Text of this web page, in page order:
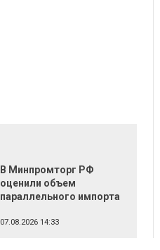
В Минпромторг РФ
оценили объем
параллельного импорта
07.08.2026 14:33